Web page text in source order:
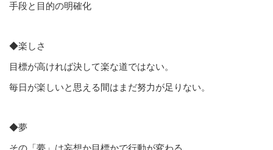
手段と目的の明確化
◆楽しさ
目標が高ければ決して楽な道ではない。
毎日が楽しいと思える間はまだ努力が足りない。
◆夢
その「夢」は妄想か目標かで行動が変わる